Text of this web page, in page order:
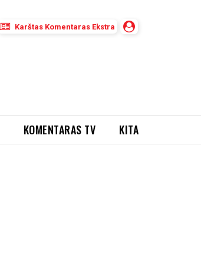
Karštas Komentaras Ekstra
KOMENTARAS TV KITA